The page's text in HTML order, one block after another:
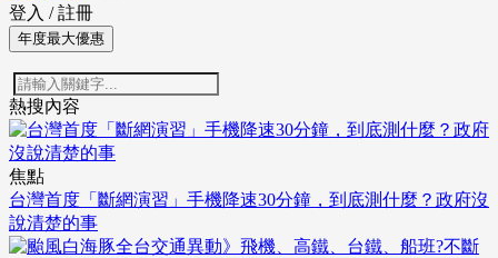
登入 / 註冊
年度最大優惠
熱搜內容
焦點
台灣首度「斷網演習」手機降速30分鐘，到底測什麼？政府沒
說清楚的事